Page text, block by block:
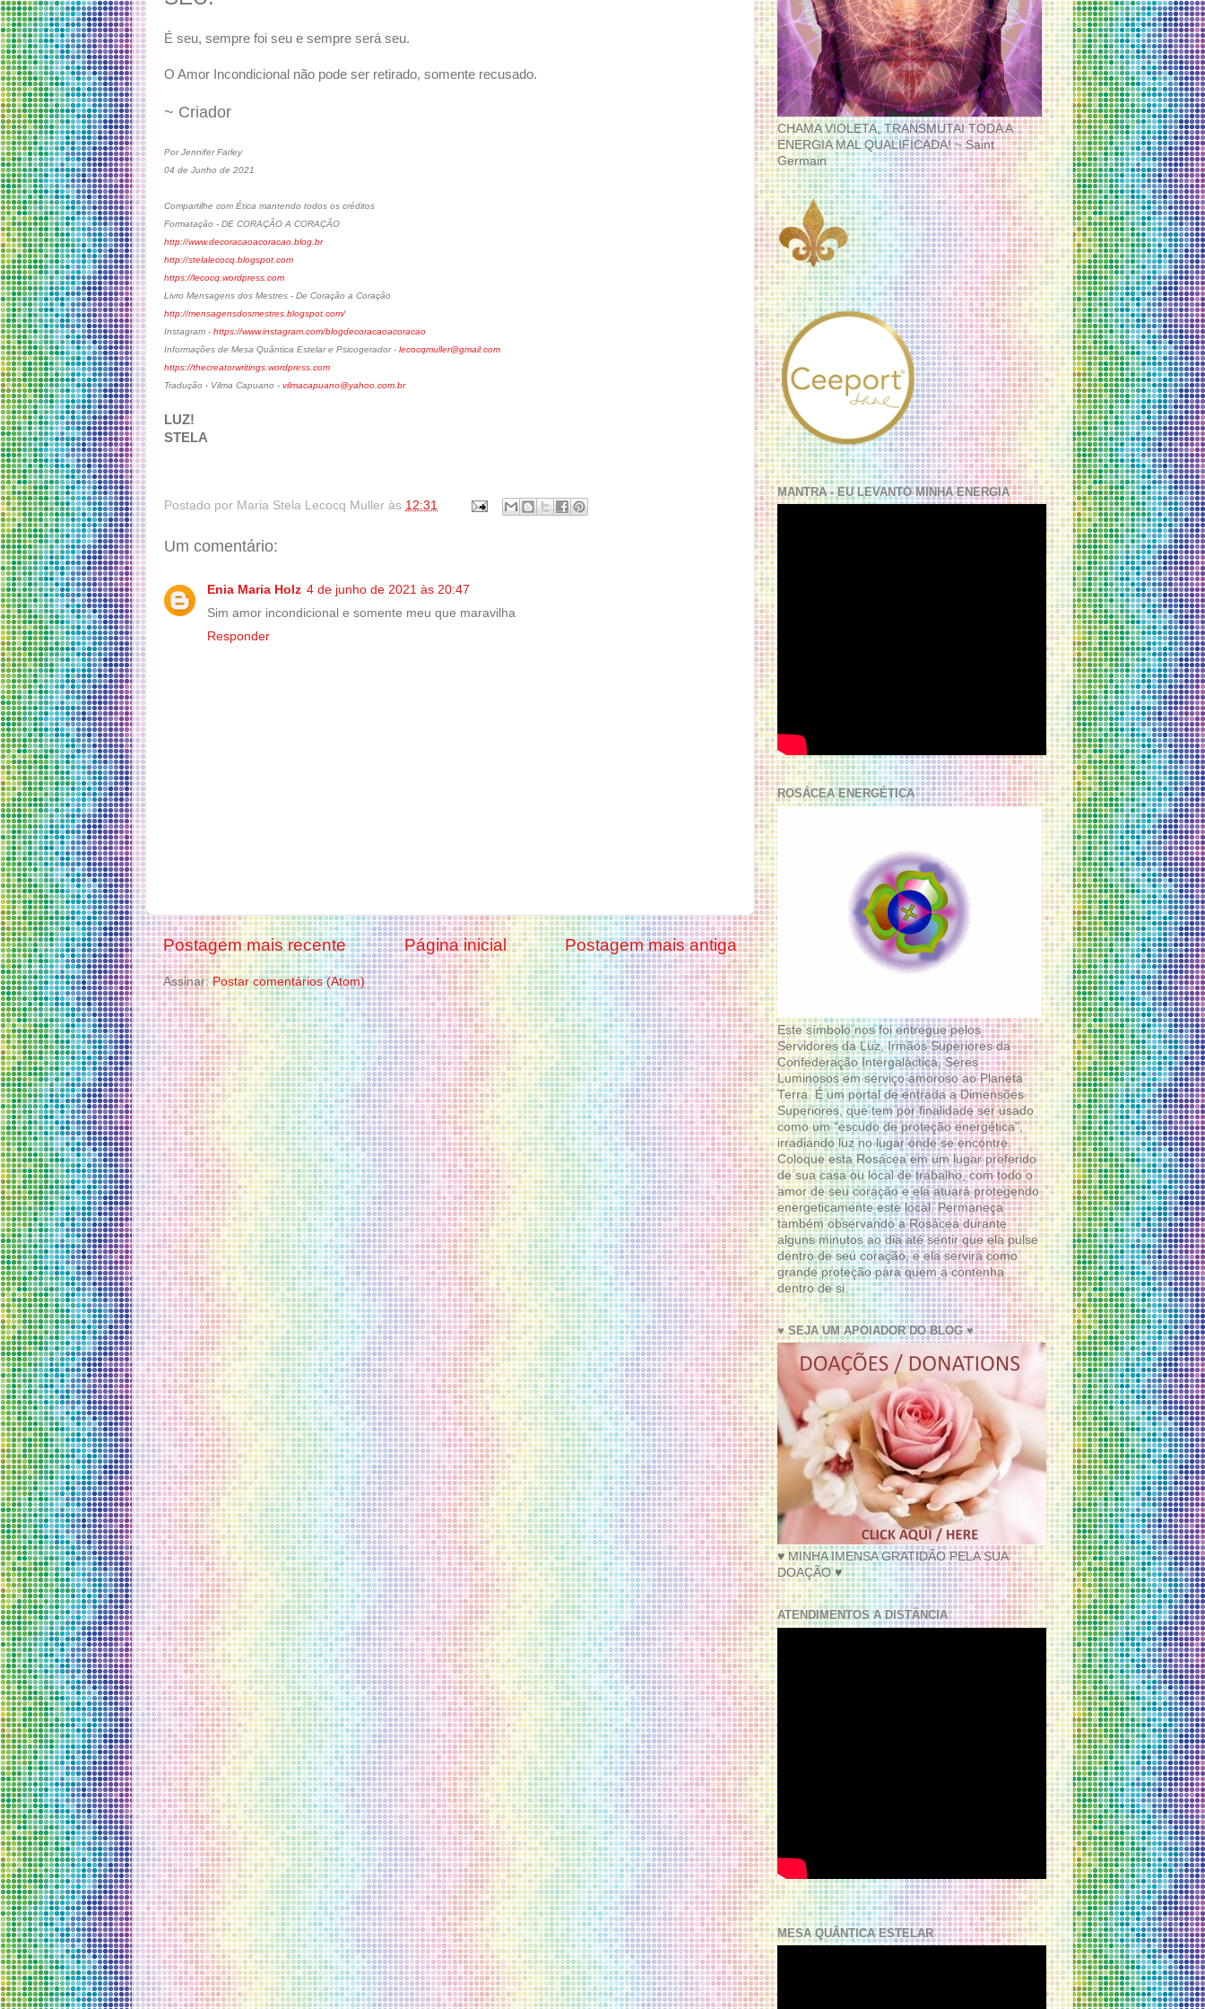
É seu, sempre foi seu e sempre será seu.
O Amor Incondicional não pode ser retirado, somente recusado.
~ Criador
Por Jennifer Farley
04 de Junho de 2021
Compartilhe com Ética mantendo todos os créditos
Formatação - DE CORAÇÃO A CORAÇÃO
http://www.decoracaoacoracao.blog.br
http://stelalecocq.blogspot.com
https://lecocq.wordpress.com
Livro Mensagens dos Mestres - De Coração a Coração
http://mensagensdosmestres.blogspot.com/
Instagram - https://www.instagram.com/blogdecoracaoacoracao
Informações de Mesa Quântica Estelar e Psicogerador - lecocqmuller@gmail.com
https://thecreatorwritings.wordpress.com
Tradução - Vilma Capuano - vilmacapuano@yahoo.com.br
LUZ!
STELA
Postado por Maria Stela Lecocq Muller às 12:31
Um comentário:
Enia Maria Holz 4 de junho de 2021 às 20:47
Sim amor incondicional e somente meu que maravilha
Responder
Postagem mais recente Postagem mais antiga
Página inicial
Assinar:Postar comentários (Atom)
CHAMA VIOLETA, TRANSMUTAI TODA A
ENERGIA MAL QUALIFICADA! ~ Saint
Germain
MANTRA - EU LEVANTO MINHA ENERGIA
ROSÁCEA ENERGÉTICA
Este símbolo nos foi entregue pelos
Servidores da Luz, Irmãos Superiores da
Confederação Intergaláctica, Seres
Luminosos em serviço amoroso ao Planeta
Terra. É um portal de entrada a Dimensões
Superiores, que tem por finalidade ser usado
como um “escudo de proteção energética”,
irradiando luz no lugar onde se encontre.
Coloque esta Rosácea em um lugar preferido
de sua casa ou local de trabalho, com todo o
amor de seu coração e ela atuará protegendo
energeticamente este local. Permaneça
também observando a Rosácea durante
alguns minutos ao dia até sentir que ela pulse
dentro de seu coração, e ela servirá como
grande proteção para quem a contenha
dentro de si.
♥ SEJA UM APOIADOR DO BLOG ♥
♥ MINHA IMENSA GRATIDÃO PELA SUA
DOAÇÃO ♥
ATENDIMENTOS A DISTÂNCIA
MESA QUÂNTICA ESTELAR